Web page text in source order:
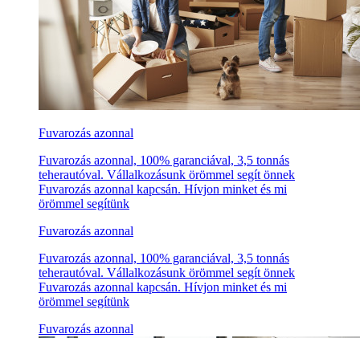
Fuvarozás azonnal
Fuvarozás azonnal, 100% garanciával, 3,5 tonnás
teherautóval. Vállalkozásunk örömmel segít önnek
Fuvarozás azonnal kapcsán. Hívjon minket és mi
örömmel segítünk
Fuvarozás azonnal
Fuvarozás azonnal, 100% garanciával, 3,5 tonnás
teherautóval. Vállalkozásunk örömmel segít önnek
Fuvarozás azonnal kapcsán. Hívjon minket és mi
örömmel segítünk
Fuvarozás azonnal